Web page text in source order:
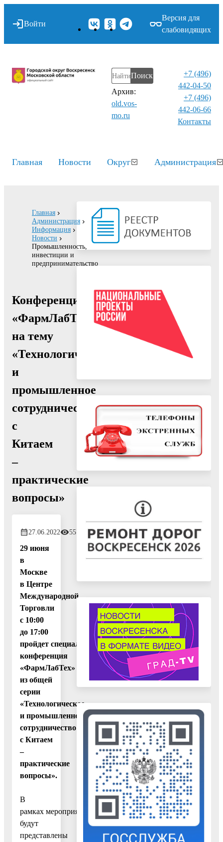
Войти
Версия для
слабовидящих
Поиск
Архив:
old.vos-
mo.ru
+7 (496)
442-04-50
+7 (496)
442-06-66
Контакты⁠
Главная Новости Округ Администрация
Главная
Администрация
Информация
Новости
Промышленность,
инвестиции и
предпринимательство
Конференция
«ФармЛабТех»
на тему
«Технологическое
и
промышленное
сотрудничество
с
Китаем
–
практические
вопросы»
27.06.2022 557
29 июня
в
Москве
в Центре
Международной
Торговли
с 10:00
до 17:00
пройдет специализированная
конференция
«ФармЛабТех»
из общей
серии
«Технологическое
и промышленное
сотрудничество
с Китаем
–
практические
вопросы».
В
рамках мероприятиях
будут
представлены